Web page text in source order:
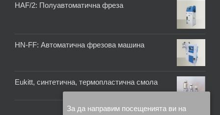
HAF/2: Полуавтоматична фреза
HN-FF: Автоматична фрезова машина
Eukitt, синтетична, термопластична смола
За да направим посещенията ви на